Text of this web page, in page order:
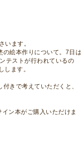
います。
の絵本作りについて。7日は
テストが行われているの
ます。
きで考えていただくと、
ン本がご購入いただけま